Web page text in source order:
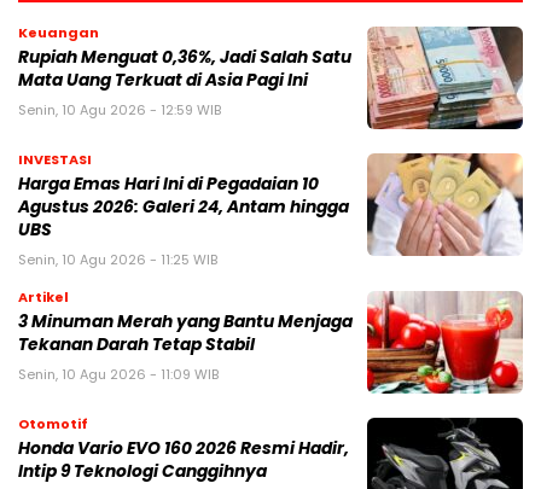
Keuangan
Rupiah Menguat 0,36%, Jadi Salah Satu
Mata Uang Terkuat di Asia Pagi Ini
Senin, 10 Agu 2026 - 12:59 WIB
INVESTASI
Harga Emas Hari Ini di Pegadaian 10
Agustus 2026: Galeri 24, Antam hingga
UBS
Senin, 10 Agu 2026 - 11:25 WIB
Artikel
3 Minuman Merah yang Bantu Menjaga
Tekanan Darah Tetap Stabil
Senin, 10 Agu 2026 - 11:09 WIB
Otomotif
Honda Vario EVO 160 2026 Resmi Hadir,
Intip 9 Teknologi Canggihnya